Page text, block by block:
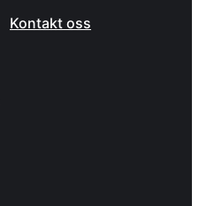
Kontakt oss